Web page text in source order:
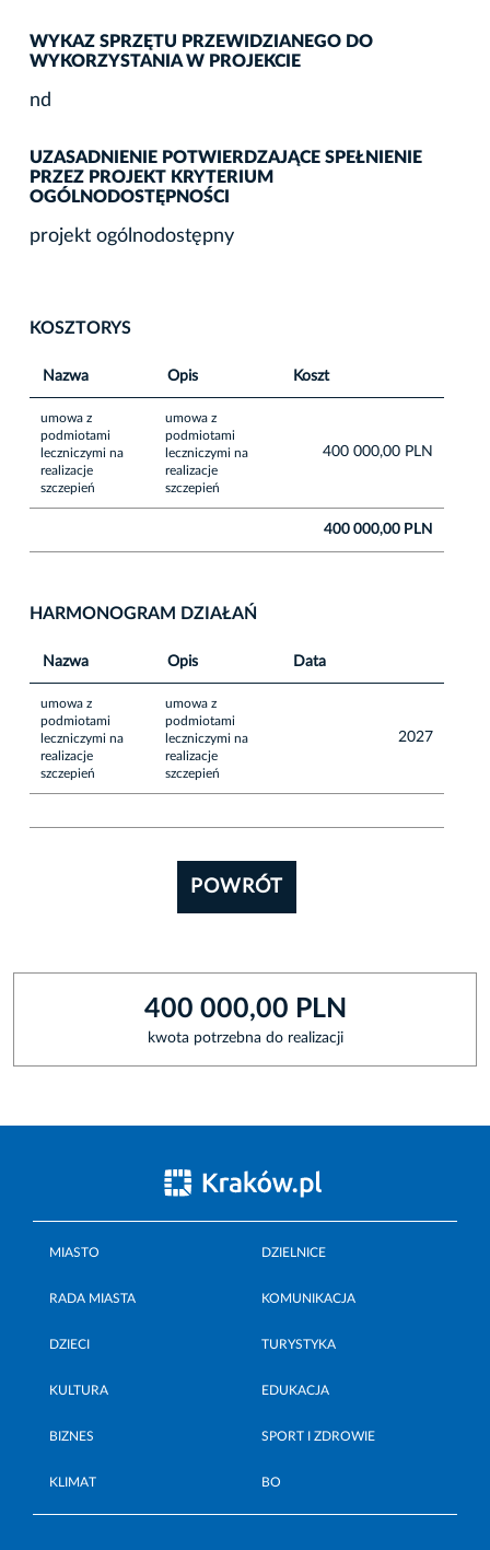
WYKAZ SPRZĘTU PRZEWIDZIANEGO DO
WYKORZYSTANIA W PROJEKCIE
nd
UZASADNIENIE POTWIERDZAJĄCE SPEŁNIENIE
PRZEZ PROJEKT KRYTERIUM
OGÓLNODOSTĘPNOŚCI
projekt ogólnodostępny
KOSZTORYS
Nazwa Opis Koszt
umowa z
podmiotami
leczniczymi na
realizacje
szczepień
umowa z
podmiotami
leczniczymi na
realizacje
szczepień
400 000,00 PLN
400 000,00 PLN
HARMONOGRAM DZIAŁAŃ
Nazwa Opis Data
umowa z
podmiotami
leczniczymi na
realizacje
szczepień
umowa z
podmiotami
leczniczymi na
realizacje
szczepień
2027
POWRÓT
400 000,00 PLN
kwota potrzebna do realizacji
MIASTO DZIELNICE
RADA MIASTA KOMUNIKACJA
DZIECI TURYSTYKA
KULTURA EDUKACJA
BIZNES SPORT I ZDROWIE
KLIMAT BO